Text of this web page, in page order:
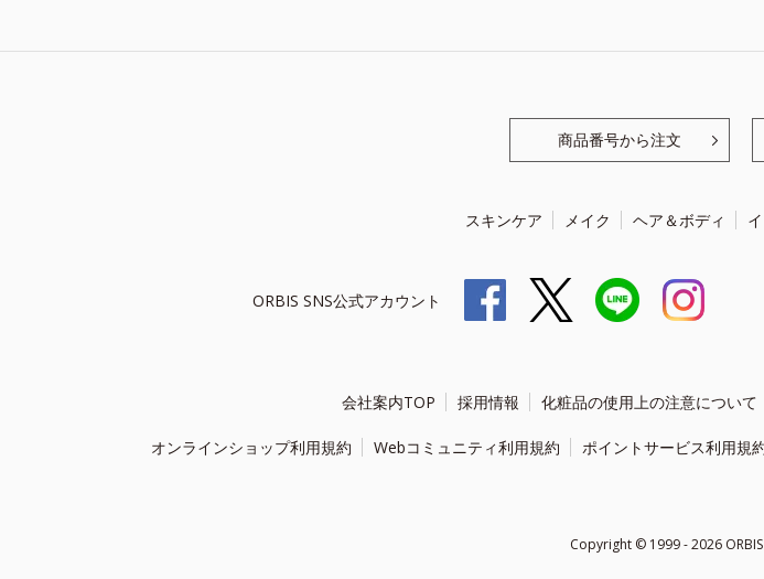
商品番号から注文
スキンケア メイク ヘア＆ボディ
ORBIS SNS公式アカウント
会社案内TOP 採用情報 化粧品の使用上の注意について
オンラインショップ利用規約 Webコミュニティ利用規約 ポイントサービス利用規
Copyright © 1999 - 2026